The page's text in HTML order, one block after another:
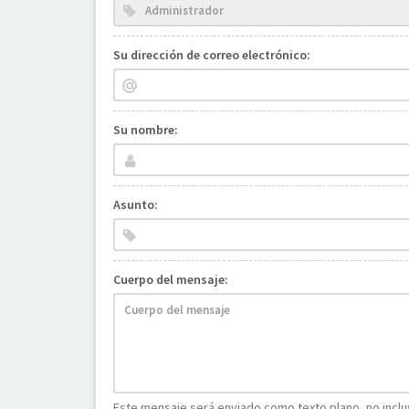
Su dirección de correo electrónico:
Su nombre:
Asunto:
Cuerpo del mensaje: